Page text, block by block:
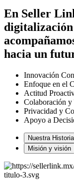
En Seller
digitalización
hacia un
Innovación
Enfoque en el
Actitud
Colaboración y
Privacidad y
Apoyo a
Nuestra Historia
Misión y visión